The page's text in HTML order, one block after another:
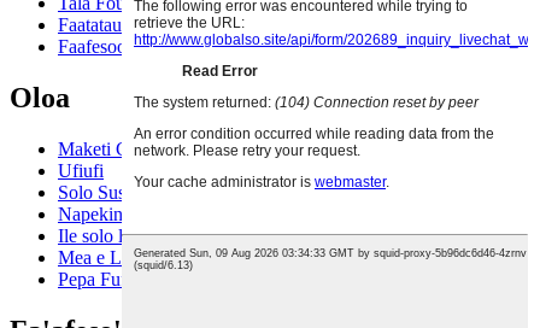
Faatatau ia tatou
Faafesootai matou
Oloa
Maketi Cotton Pad
Ufiufi
Solo Susū
Napekini Tumama
Ile solo lafoai
Mea e Loli Cotton
Pepa Fufulu ipu